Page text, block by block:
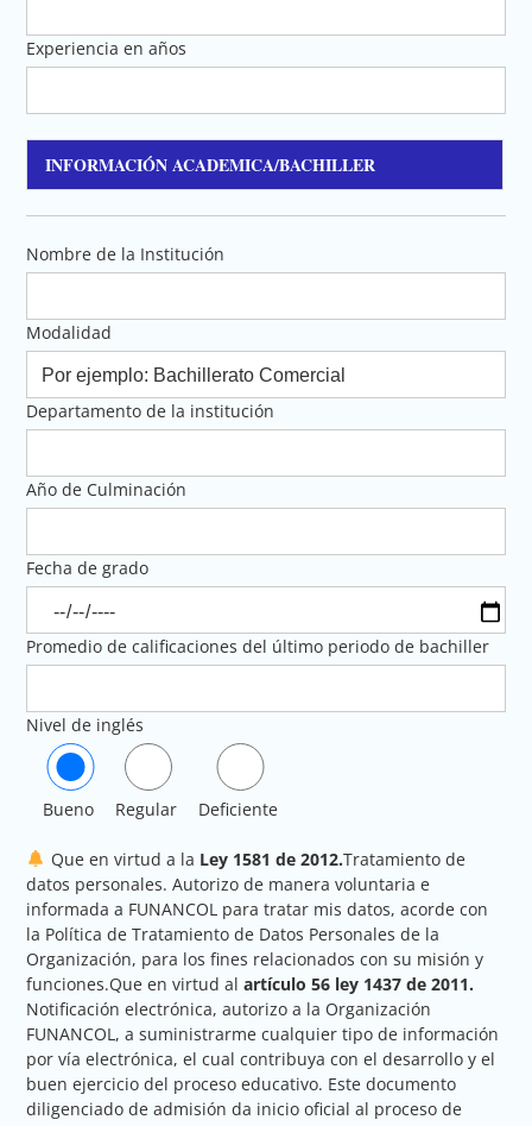
Experiencia en años
INFORMACIÓN ACADEMICA/BACHILLER
Nombre de la Institución
Modalidad
Departamento de la institución
Año de Culminación
Fecha de grado
Promedio de calificaciones del último periodo de bachiller
Nivel de inglés
Bueno Regular Deficiente
Que en virtud a la Ley 1581 de 2012.Tratamiento de
datos personales. Autorizo de manera voluntaria e
informada a FUNANCOL para tratar mis datos, acorde con
la Política de Tratamiento de Datos Personales de la
Organización, para los fines relacionados con su misión y
funciones.Que en virtud alartículo 56 ley 1437 de 2011.
Notificación electrónica, autorizo a la Organización
FUNANCOL, a suministrarme cualquier tipo de información
por vía electrónica, el cual contribuya con el desarrollo y el
buen ejercicio del proceso educativo. Este documento
diligenciado de admisión da inicio oficial al proceso de